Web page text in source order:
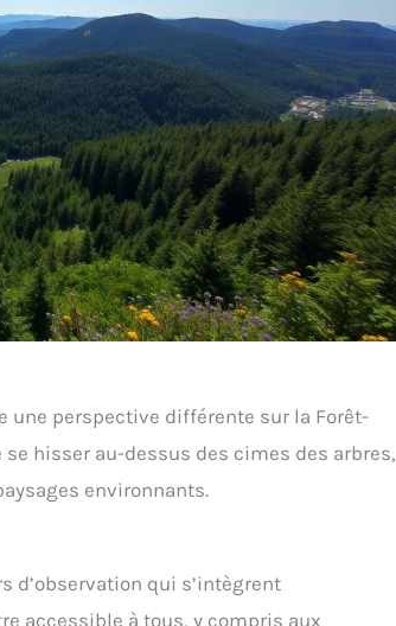
une perspective différente sur la Forêt-
hisser au-dessus des cimes des arbres,
environnants.
d’observation qui s’intègrent
accessible à tous, y compris aux